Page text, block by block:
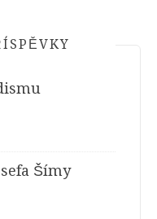
Šímy